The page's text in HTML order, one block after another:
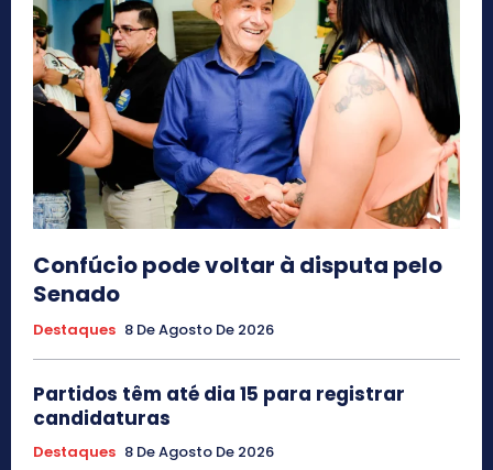
Confúcio pode voltar à disputa pelo
Senado
Destaques 8 De Agosto De 2026
Partidos têm até dia 15 para registrar
candidaturas
Destaques 8 De Agosto De 2026